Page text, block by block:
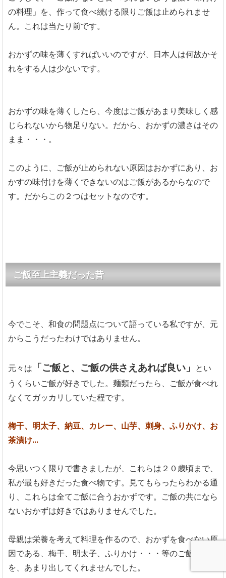
の料理」を、作って食べ続ける限りご飯は止められませ
ん。これは当たり前です。
おかずの味を薄くすればいいのですが、日本人は何故かそ
れをする人は少ないです。
おかずの味を薄くしたら、今度はご飯があまり美味しく感
じられないから物足りない。だから、おかずの濃さはその
まま・・・。
このように、ご飯が止められない原因はおかずにあり、お
かすの味付けを薄くできないのはご飯があるからなので
す。だからこの２つはセットなのです。
ご飯至上主義だった昔
今でこそ、和食の問題点について語っている私ですが、元
からこうだったわけではありません。
元々は 「ご飯と、ご飯の供さえあれば良い」
とい
うくらいご飯が好きでした。麺類だったら、ご飯が食べれ
なくてガッカリしていた程です。
梅干、明太子、納豆、カレー、山芋、刺身、ふりかけ、お
茶漬け...
今思いつく限りで書きましたが、これらは２０歳頃まで、
私が最も好きだった食べ物です。見てもらったらわかる通
り、これらは全てご飯に合うおかずです。ご飯の共になら
ないおかずは好きではありませんでした。
母親は栄養を考えて料理を作るので、おかずを食べない原
因である、梅干、明太子、ふりかけ・・・等のご飯の共
を、あまり出してくれませんでした。